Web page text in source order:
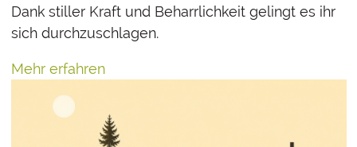
Dank stiller Kraft und Beharrlichkeit gelingt es ihr
sich durchzuschlagen.
Mehr erfahren